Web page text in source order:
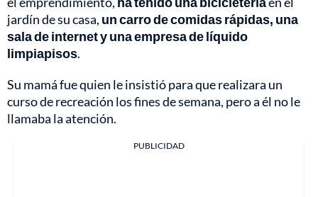
jardín de su casa, un carro de comidas rápidas, una
sala de internet y una empresa de líquido
limpiapisos.
Su mamá fue quien le insistió para que realizara un
curso de recreación los fines de semana, pero a él no le
llamaba la atención.
PUBLICIDAD